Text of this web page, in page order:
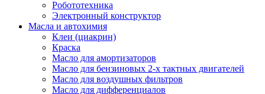
Робототехника
Электронный конструктор
Масла и автохимия
Клеи (циакрин)
Краска
Масло для амортизаторов
Масло для бензиновых 2-х тактных двигателей
Масло для воздушных фильтров
Масло для дифференциалов